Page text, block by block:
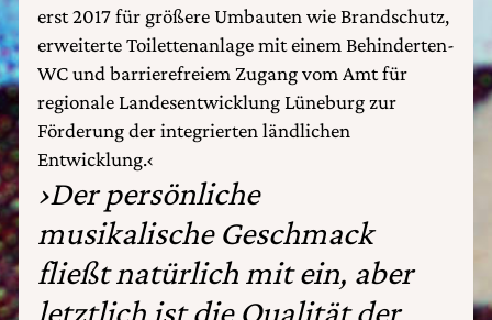
erst 2017 für größere Umbauten wie Brandschutz,
erweiterte Toilettenanlage mit einem Behinderten-
WC und barrierefreiem Zugang vom Amt für
regionale Landesentwicklung Lüneburg zur
Förderung der integrierten ländlichen
Entwicklung.‹
›Der persönliche
musikalische Geschmack
fließt natürlich mit ein, aber
letztlich ist die Qualität der